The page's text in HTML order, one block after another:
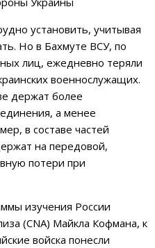
установить, учитывая
Но в Бахмуте ВСУ, по
лиц, ежедневно теряли
военнослужащих.
держат более
а менее
в составе частей
на передовой,
потери при
изучения России
(CNA) Майкла Кофмана, к
войска понесли